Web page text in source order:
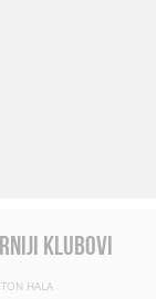
klubovi
HALA